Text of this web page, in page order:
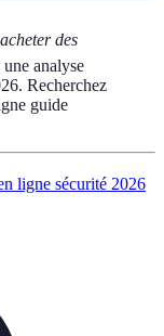
des
une analyse
Recherchez
guide
ligne sécurité 2026